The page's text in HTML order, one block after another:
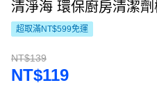
清淨海 環保廚房清潔
超取滿NT$599免運
NT$139
NT$119